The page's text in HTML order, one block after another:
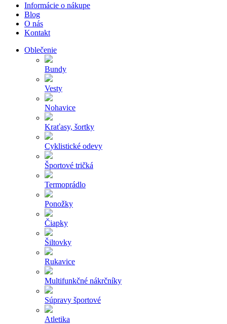
Informácie o nákupe
Blog
O nás
Kontakt
Oblečenie
Bundy
Vesty
Nohavice
Kraťasy, šortky
Cyklistické odevy
Športové tričká
Termoprádlo
Ponožky
Čiapky
Šiltovky
Rukavice
Multifunkčné nákrčníky
Súpravy športové
Atletika